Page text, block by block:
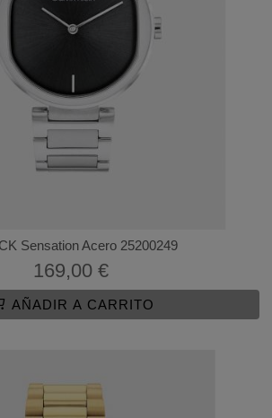
Sensation Acero 25200249
169,00 €
AÑADIR A CARRITO